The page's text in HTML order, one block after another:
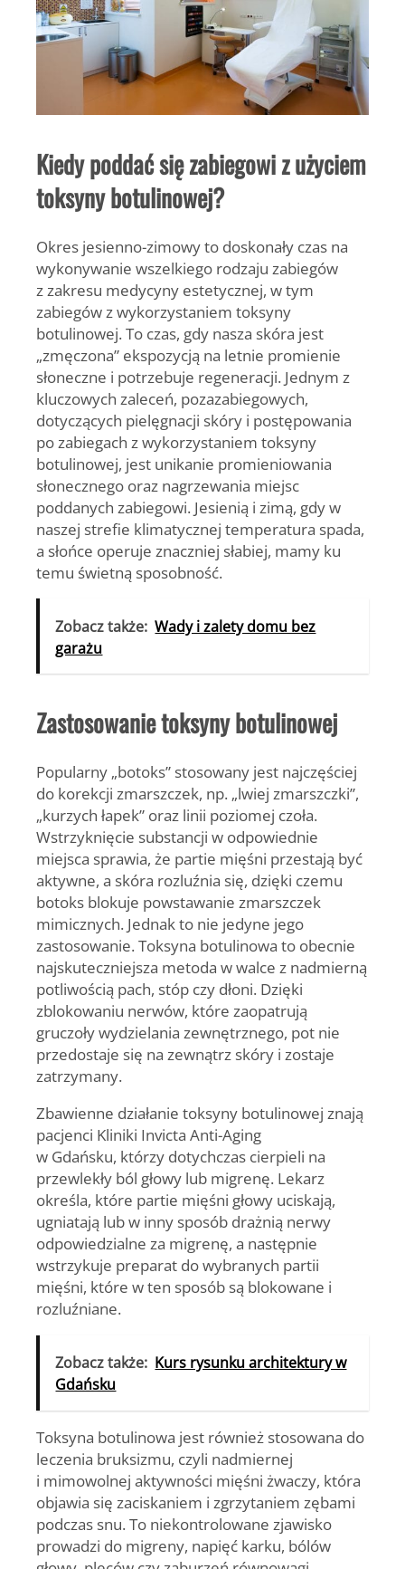
Kiedy poddać się zabiegowi z użyciem
toksyny botulinowej?
Okres jesienno-zimowy to doskonały czas na
wykonywanie wszelkiego rodzaju zabiegów
z zakresu medycyny estetycznej, w tym
zabiegów z wykorzystaniem toksyny
botulinowej. To czas, gdy nasza skóra jest
„zmęczona” ekspozycją na letnie promienie
słoneczne i potrzebuje regeneracji. Jednym z
kluczowych zaleceń, pozazabiegowych,
dotyczących pielęgnacji skóry i postępowania
po zabiegach z wykorzystaniem toksyny
botulinowej, jest unikanie promieniowania
słonecznego oraz nagrzewania miejsc
poddanych zabiegowi. Jesienią i zimą, gdy w
naszej strefie klimatycznej temperatura spada,
a słońce operuje znaczniej słabiej, mamy ku
temu świetną sposobność.
Zobacz także: Wady i zalety domu bez
garażu
Zastosowanie toksyny botulinowej
Popularny „botoks” stosowany jest najczęściej
do korekcji zmarszczek, np. „lwiej zmarszczki”,
„kurzych łapek” oraz linii poziomej czoła.
Wstrzyknięcie substancji w odpowiednie
miejsca sprawia, że partie mięśni przestają być
aktywne, a skóra rozluźnia się, dzięki czemu
botoks blokuje powstawanie zmarszczek
mimicznych. Jednak to nie jedyne jego
zastosowanie. Toksyna botulinowa to obecnie
najskuteczniejsza metoda w walce z nadmierną
potliwością pach, stóp czy dłoni. Dzięki
zblokowaniu nerwów, które zaopatrują
gruczoły wydzielania zewnętrznego, pot nie
przedostaje się na zewnątrz skóry i zostaje
zatrzymany.
Zbawienne działanie toksyny botulinowej znają
pacjenci Kliniki Invicta Anti-Aging
w Gdańsku, którzy dotychczas cierpieli na
przewlekły ból głowy lub migrenę. Lekarz
określa, które partie mięśni głowy uciskają,
ugniatają lub w inny sposób drażnią nerwy
odpowiedzialne za migrenę, a następnie
wstrzykuje preparat do wybranych partii
mięśni, które w ten sposób są blokowane i
rozluźniane.
Zobacz także: Kurs rysunku architektury w
Gdańsku
Toksyna botulinowa jest również stosowana do
leczenia bruksizmu, czyli nadmiernej
i mimowolnej aktywności mięśni żwaczy, która
objawia się zaciskaniem i zgrzytaniem zębami
podczas snu. To niekontrolowane zjawisko
prowadzi do migreny, napięć karku, bólów